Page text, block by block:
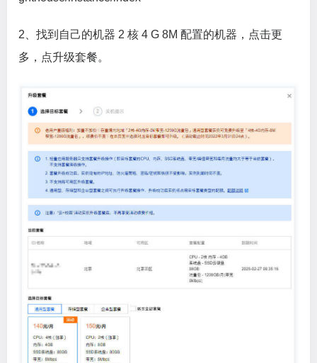
2、找到自己的机器 2 核 4 G 8M 配置的机器，点击更
多，点升级套餐。